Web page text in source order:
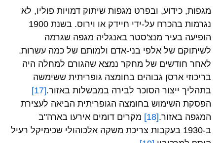
מגפות, כידוע, ובפרט מגפות שיתוק דמויות פוליו, לא
נגרמות בהכרח על-ידי חיידק או וירוס. בשנת 1900
הופיעה בעיר מנצ'סטר באנגליה מגפה שגרמה
לשיתוקם של אלפי בני-אדם ולמותם של כמה עשרות.
לאחר חודשים של מחקר נמצא שהגורם למחלה היה
בריכוזי ארסן גבוהים בחומצה גופריתית ששימשה
בתהליך ייצור הסוכר לבירה במבשלות באזור.[17]
הפסקת השימוש בחומצה הגופריתית הביאה לעצירת
המגפה באזור.[18]
מקרים דומים אירעו בארה"ב
ב-1930 בעקבות צריכת משקה אלכוהולי שכימיקל רעיל